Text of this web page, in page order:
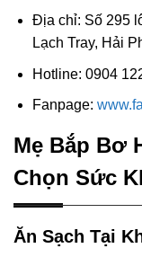
Địa chỉ: Số 295
Lạch Tray, Hải
Hotline: 0904
Fanpage:
Mẹ Bắp Bơ
Chọn Sức
Ăn Sạch Tại